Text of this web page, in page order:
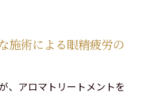
施術による眼精疲労の
、アロマトリートメントを